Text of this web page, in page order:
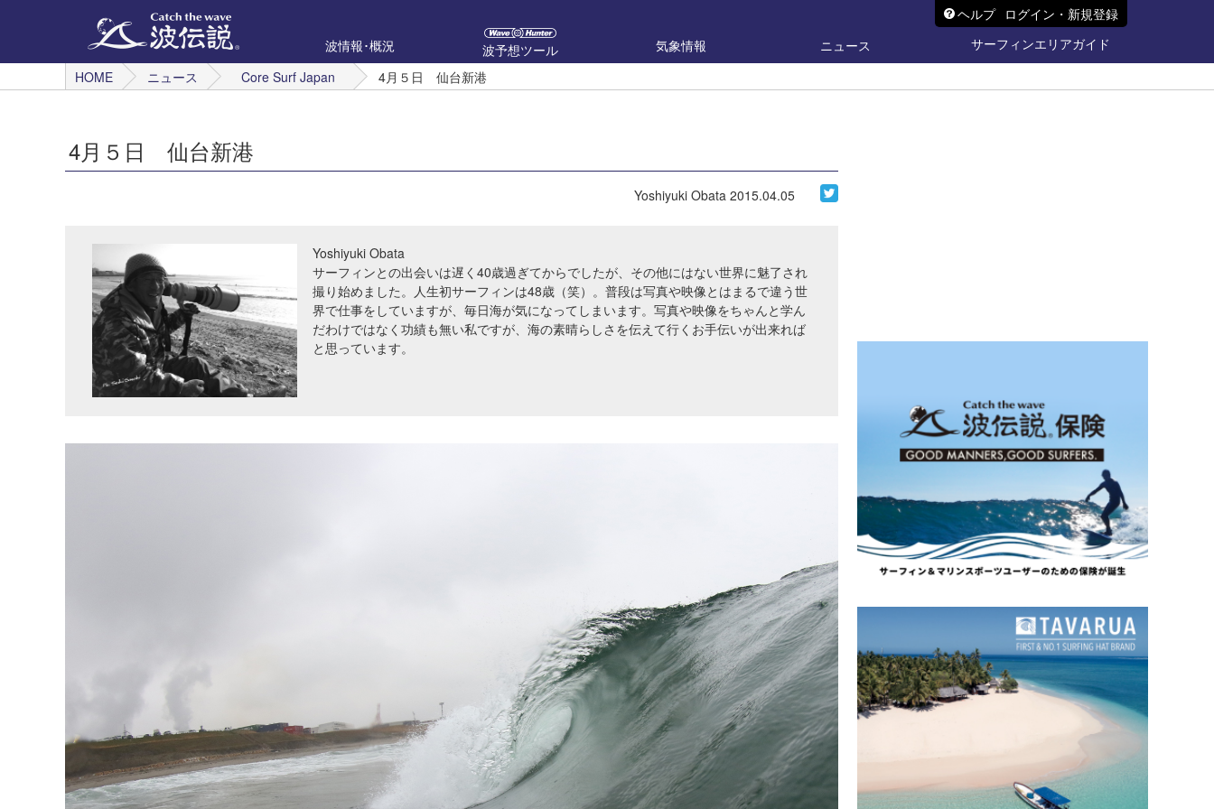
ヘルプ ログイン・新規登録
波情報･概況
波予想ツール 気象情報 ニュース
サーフィンエリアガイド
HOME
ニュース Core Surf Japan 4月５日 仙台新港
4月５日 仙台新港
Yoshiyuki Obata 2015.04.05
Yoshiyuki Obata
サーフィンとの出会いは遅く40歳過ぎてからでしたが、その他にはない世界に魅了され
撮り始めました。人生初サーフィンは48歳（笑）。普段は写真や映像とはまるで違う世
界で仕事をしていますが、毎日海が気になってしまいます。写真や映像をちゃんと学ん
だわけではなく功績も無い私ですが、海の素晴らしさを伝えて行くお手伝いが出来れば
と思っています。